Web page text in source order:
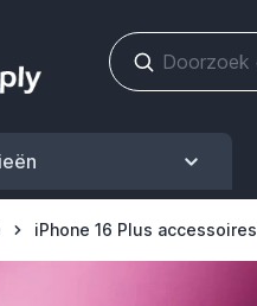
iPhone 16 Plus accessoires